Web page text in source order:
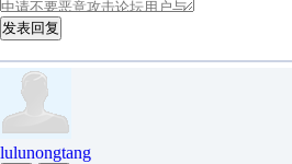
发表回复
lulunongtang